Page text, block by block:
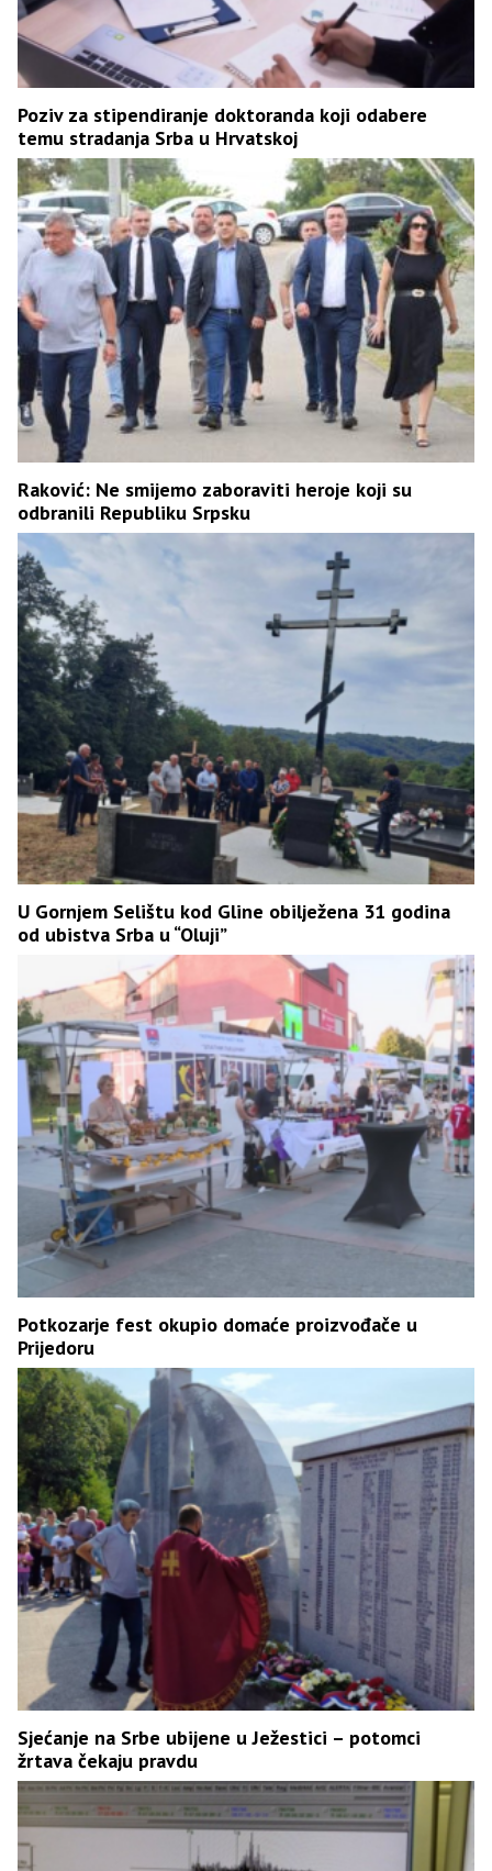
Poziv za stipendiranje doktoranda koji odabere
temu stradanja Srba u Hrvatskoj
Raković: Ne smijemo zaboraviti heroje koji su
odbranili Republiku Srpsku
U Gornjem Selištu kod Gline obilježena 31 godina
od ubistva Srba u “Oluji”
Potkozarje fest okupio domaće proizvođače u
Prijedoru
Sjećanje na Srbe ubijene u Ježestici – potomci
žrtava čekaju pravdu